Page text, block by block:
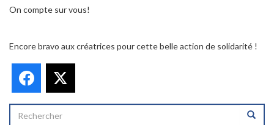
On compte sur vous!
Encore bravo aux créatrices pour cette belle action de solidarité !
Facebook